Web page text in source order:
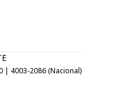
| 4003-2086 (Nacional)